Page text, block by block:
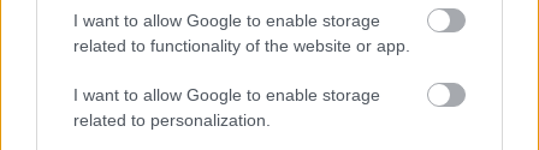
I want to allow Google to enable storage
related to functionality of the website or app.
I want to allow Google to enable storage
related to personalization.